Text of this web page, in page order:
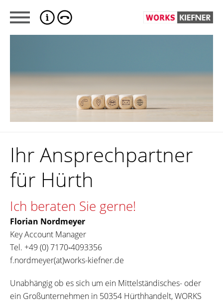
Ihr Ansprechpartner
für Hürth
Ich beraten Sie gerne!
Florian Nordmeyer
Key Account Manager
Tel. +49 (0) 7170‐4093356
f.nordmeyer(at)works-kiefner.de
Unabhängig ob es sich um ein Mittelständisches- oder
ein Großunternehmen in 50354 Hürthhandelt, WORKS